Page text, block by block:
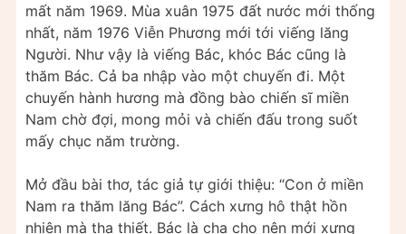
mất năm 1969. Mùa xuân 1975 đất nước mới thống
nhất, năm 1976 Viễn Phương mới tới viếng lăng
Người. Như vậy là viếng Bác, khóc Bác cũng là
thăm Bác. Cả ba nhập vào một chuyến đi. Một
chuyến hành hương mà đồng bào chiến sĩ miền
Nam chờ đợi, mong mỏi và chiến đấu trong suốt
mấy chục năm trường.
Mở đầu bài thơ, tác giả tự giới thiệu: “Con ở miền
Nam ra thăm lăng Bác”. Cách xưng hô thật hồn
nhiên mà tha thiết. Bác là cha cho nên mới xưng